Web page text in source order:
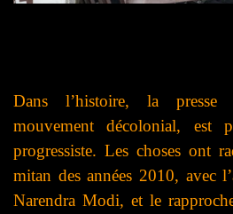
Dans l’histoire, la presse
mouvement décolonial, est
progressiste. Les choses ont
mitan des années 2010, avec
Narendra Modi, et le